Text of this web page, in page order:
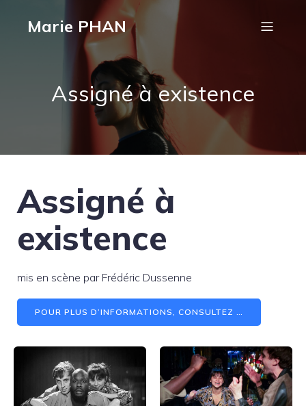
Marie PHAN
Assigné à existence
Assigné à
existence
mis en scène par Frédéric Dussenne
POUR PLUS D’INFORMATIONS, CONSULTEZ …